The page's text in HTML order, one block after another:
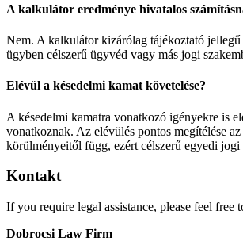
A kalkulátor eredménye hivatalos
Nem. A kalkulátor kizárólag tájékoztató
ügyben célszerű ügyvéd vagy más jogi
Elévül a késedelmi kamat követelése?
A késedelmi kamatra vonatkozó igényekre is
vonatkoznak. Az elévülés pontos megítélése
körülményeitől függ, ezért célszerű egyedi jogi
Kontakt
If you require legal assistance, please feel free
Dobrocsi Law Firm